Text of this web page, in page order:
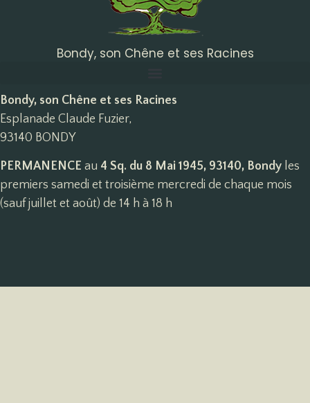
Bondy, son Chêne et ses Racines
Bondy, son Chêne et ses Racines
Esplanade Claude Fuzier,
93140 BONDY
PERMANENCE au 4 Sq. du 8 Mai 1945, 93140, Bondy les
premiers samedi et troisième mercredi de chaque mois
(sauf juillet et août) de 14 h à 18 h